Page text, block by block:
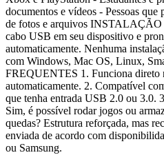
documentos e vídeos - Pessoas
de fotos e arquivos
cabo USB em seu dispositivo e
automaticamente. Nenhuma
com Windows, Mac OS, Linux,
FREQUENTES 1. Funciona direto
automaticamente. 2. Compatível
que tenha entrada USB 2.0 ou 3.0.
Sim, é possível rodar jogos ou
quedas? Estrutura reforçada, mas
enviada de acordo com
ou Samsung.